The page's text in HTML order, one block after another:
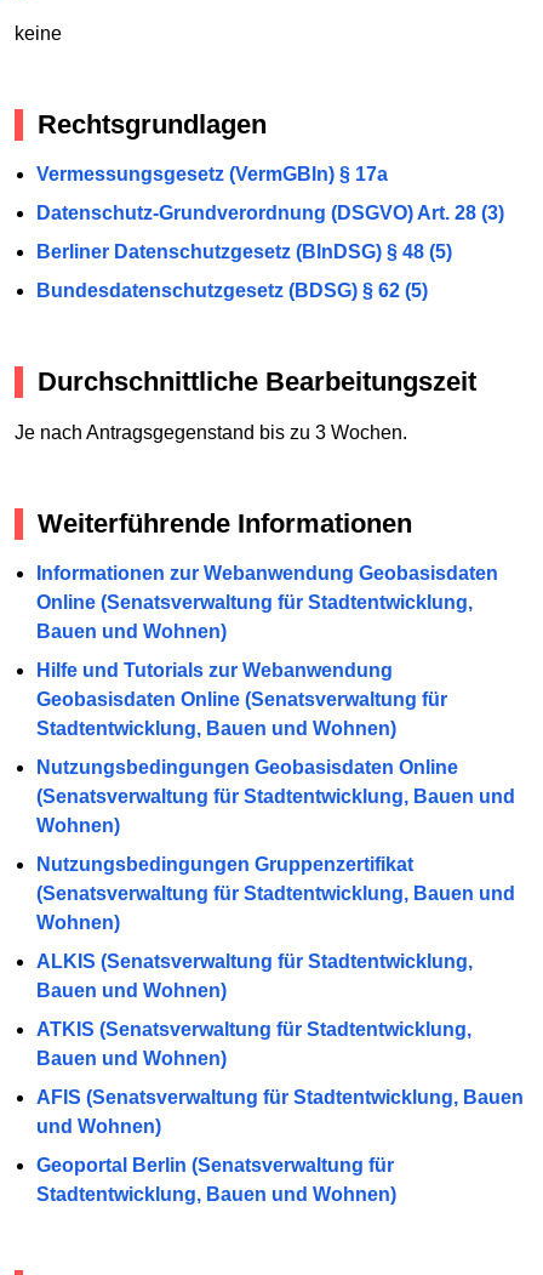
keine
Rechtsgrundlagen
Vermessungsgesetz (VermGBln) § 17a
Datenschutz-Grundverordnung (DSGVO) Art. 28 (3)
Berliner Datenschutzgesetz (BlnDSG) § 48 (5)
Bundesdatenschutzgesetz (BDSG) § 62 (5)
Durchschnittliche Bearbeitungszeit
Je nach Antragsgegenstand bis zu 3 Wochen.
Weiterführende Informationen
Informationen zur Webanwendung Geobasisdaten
Online (Senatsverwaltung für Stadtentwicklung,
Bauen und Wohnen)
Hilfe und Tutorials zur Webanwendung
Geobasisdaten Online (Senatsverwaltung für
Stadtentwicklung, Bauen und Wohnen)
Nutzungsbedingungen Geobasisdaten Online
(Senatsverwaltung für Stadtentwicklung, Bauen und
Wohnen)
Nutzungsbedingungen Gruppenzertifikat
(Senatsverwaltung für Stadtentwicklung, Bauen und
Wohnen)
ALKIS (Senatsverwaltung für Stadtentwicklung,
Bauen und Wohnen)
ATKIS (Senatsverwaltung für Stadtentwicklung,
Bauen und Wohnen)
AFIS (Senatsverwaltung für Stadtentwicklung, Bauen
und Wohnen)
Geoportal Berlin (Senatsverwaltung für
Stadtentwicklung, Bauen und Wohnen)